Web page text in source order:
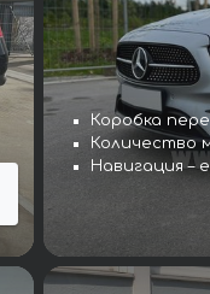
Коробка
Количество
Навигация –